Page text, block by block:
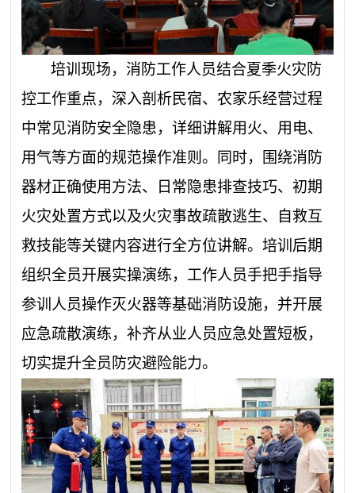
培训现场，消防工作人员结合夏季火灾防
控工作重点，深入剖析民宿、农家乐经营过程
中常见消防安全隐患，详细讲解用火、用电、
用气等方面的规范操作准则。同时，围绕消防
器材正确使用方法、日常隐患排查技巧、初期
火灾处置方式以及火灾事故疏散逃生、自救互
救技能等关键内容进行全方位讲解。培训后期
组织全员开展实操演练，工作人员手把手指导
参训人员操作灭火器等基础消防设施，并开展
应急疏散演练，补齐从业人员应急处置短板，
切实提升全员防灾避险能力。